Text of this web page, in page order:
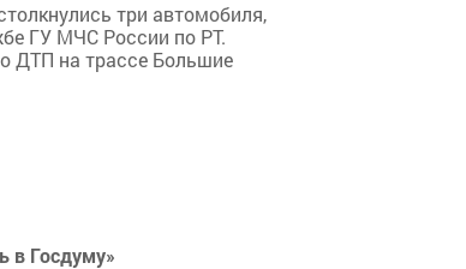
три автомобиля,
ГУ МЧС России по РТ.
ДТП на трассе Большие
в Госдуму»